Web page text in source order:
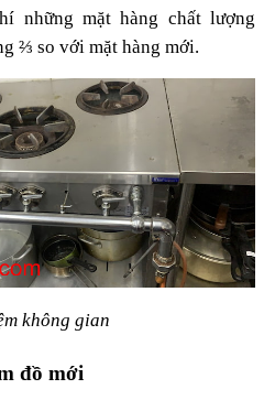
những mặt hàng chất lượng
⅔ so với mặt hàng mới.
không gian
đồ mới